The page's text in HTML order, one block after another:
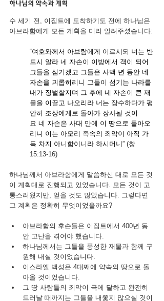
하나님의 약속과 계획
수 세기 전, 이집트에 도착하기도 전에 하나님은
아브라함에게 모든 계획을 미리 알려주셨습니다:
“여호와께서 아브람에게 이르시되 너는 반
드시 알라 네 자손이 이방에서 객이 되어
그들을 섬기겠고 그들은 사백 년 동안 네
자손을 괴롭히리니 그들이 섬기는 나라를
내가 징벌할지며 그 후에 네 자손이 큰 재
물을 이끌고 나오리라 너는 장수하다가 평
안히 조상에게로 돌아가 장사될 것이
요 네 자손은 사대 만에 이 땅으로 돌아오
리니 이는 아모리 족속의 죄악이 아직 가
득 차지 아니함이니라 하시더니” (창
15:13-16)
하나님께서 아브라함에게 말씀하신 대로 모든 것
이 계획대로 진행되고 있었습니다. 모든 것이 고
통스러웠지만, 얻을 것도 많았습니다. 그렇다면
그 계획은 정확히 무엇이었을까요?
아브라함의 후손들은 이집트에서 400년 동
안 고난을 겪어야 했습니다.
하나님께서는 그들을 풍성한 재물과 함께 구
원해 내실 것이었습니다.
이스라엘 백성은 4대째에 약속의 땅으로 돌
아올 것이었습니다.
그 땅 사람들의 죄악이 극에 달하고 완전히
드러날 때까지는 그들을 내쫓지 않으실 것이